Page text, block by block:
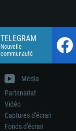
TELEGRAM
Nouvelle
communauté
Média
Partenariat
Vidéo
Captures d'écran
Fonds d'écran